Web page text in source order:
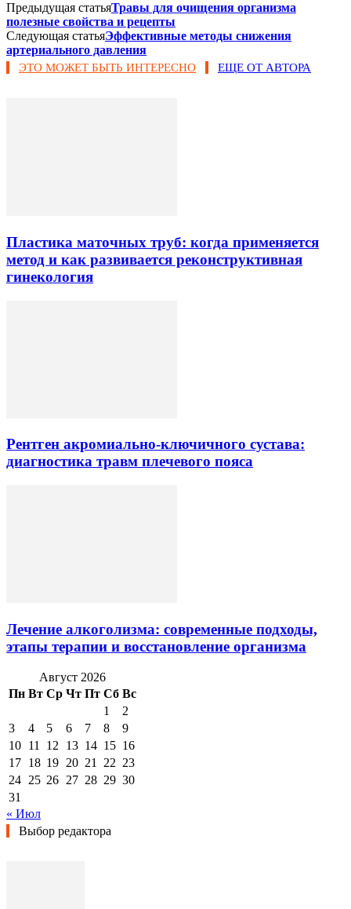
Предыдущая статьяТравы для очищения организма
полезные свойства и рецепты
Следующая статьяЭффективные методы снижения
артериального давления
ЭТО МОЖЕТ БЫТЬ ИНТЕРЕСНО ЕЩЕ ОТ АВТОРА
Пластика маточных труб: когда применяется
метод и как развивается реконструктивная
гинекология
Рентген акромиально-ключичного сустава:
диагностика травм плечевого пояса
Лечение алкоголизма: современные подходы,
этапы терапии и восстановление организма
Август 2026
Пн Вт Ср Чт Пт Сб Вс
1
2
3
4 5 6 7 8
9
10 11 12 13 14 15 16
17 18 19 20 21 22 23
24 25 26 27 28 29 30
31
« Июл
Выбор редактора